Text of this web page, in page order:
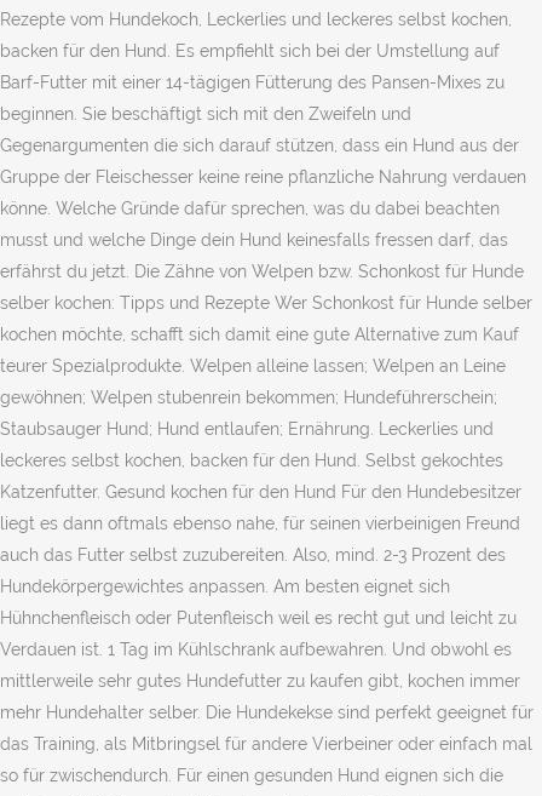
Rezepte vom Hundekoch, Leckerlies und leckeres selbst kochen,
backen für den Hund. Es empfiehlt sich bei der Umstellung auf
Barf-Futter mit einer 14-tägigen Fütterung des Pansen-Mixes zu
beginnen. Sie beschäftigt sich mit den Zweifeln und
Gegenargumenten die sich darauf stützen, dass ein Hund aus der
Gruppe der Fleischesser keine reine pflanzliche Nahrung verdauen
könne. Welche Gründe dafür sprechen, was du dabei beachten
musst und welche Dinge dein Hund keinesfalls fressen darf, das
erfährst du jetzt. Die Zähne von Welpen bzw. Schonkost für Hunde
selber kochen: Tipps und Rezepte Wer Schonkost für Hunde selber
kochen möchte, schafft sich damit eine gute Alternative zum Kauf
teurer Spezialprodukte. Welpen alleine lassen; Welpen an Leine
gewöhnen; Welpen stubenrein bekommen; Hundeführerschein;
Staubsauger Hund; Hund entlaufen; Ernährung. Leckerlies und
leckeres selbst kochen, backen für den Hund. Selbst gekochtes
Katzenfutter. Gesund kochen für den Hund Für den Hundebesitzer
liegt es dann oftmals ebenso nahe, für seinen vierbeinigen Freund
auch das Futter selbst zuzubereiten. Also, mind. 2-3 Prozent des
Hundekörpergewichtes anpassen. Am besten eignet sich
Hühnchenfleisch oder Putenfleisch weil es recht gut und leicht zu
Verdauen ist. 1 Tag im Kühlschrank aufbewahren. Und obwohl es
mittlerweile sehr gutes Hundefutter zu kaufen gibt, kochen immer
mehr Hundehalter selber. Die Hundekekse sind perfekt geeignet für
das Training, als Mitbringsel für andere Vierbeiner oder einfach mal
so für zwischendurch. Für einen gesunden Hund eignen sich die